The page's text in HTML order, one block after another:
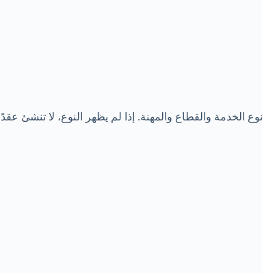
والقطاع والمهنة. إذا لم يظهر النوع، لا تنشئ